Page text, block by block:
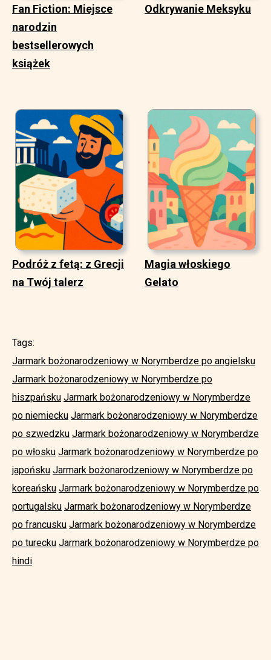
Fan Fiction: Miejsce
narodzin
bestsellerowych
książek
Odkrywanie Meksyku
Podróż z fetą: z Grecji
na Twój talerz
Magia włoskiego
Gelato
Tags:
Jarmark bożonarodzeniowy w Norymberdze po angielsku
Jarmark bożonarodzeniowy w Norymberdze po
hiszpańsku Jarmark bożonarodzeniowy w Norymberdze
po niemiecku Jarmark bożonarodzeniowy w Norymberdze
po szwedzku Jarmark bożonarodzeniowy w Norymberdze
po włosku Jarmark bożonarodzeniowy w Norymberdze po
japońsku Jarmark bożonarodzeniowy w Norymberdze po
koreańsku Jarmark bożonarodzeniowy w Norymberdze po
portugalsku Jarmark bożonarodzeniowy w Norymberdze
po francusku Jarmark bożonarodzeniowy w Norymberdze
po turecku Jarmark bożonarodzeniowy w Norymberdze po
hindi